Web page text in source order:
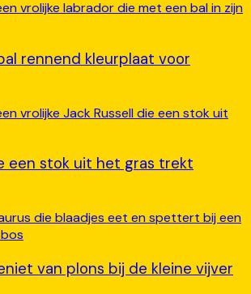
rennend kleurplaat voor
een stok uit het gras trekt
van plons bij de kleine vijver